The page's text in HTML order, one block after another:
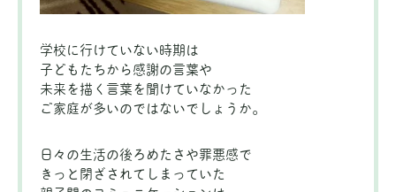
学校に行けていない時期は
子どもたちから感謝の言葉や
未来を描く言葉を聞けていなかった
ご家庭が多いのではないでしょうか。
日々の生活の後ろめたさや罪悪感で
きっと閉ざされてしまっていた